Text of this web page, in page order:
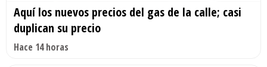
Aquí los nuevos precios del gas de la calle; casi
duplican su precio
Hace 14 horas